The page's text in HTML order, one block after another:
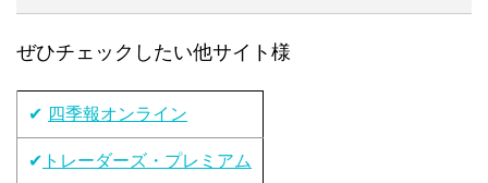
ぜひチェックしたい他サイト様
✔ 四季報オンライン
✔ トレーダーズ・プレミアム